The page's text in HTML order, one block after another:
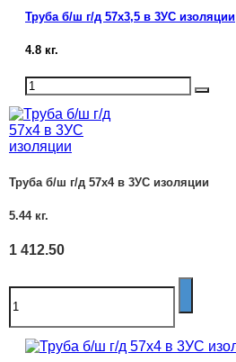
Труба б/ш г/д 57х3,5 в 3УС изоляции
4.8 кг.
Труба б/ш г/д 57х4 в 3УС изоляции
5.44кг.
1 412.50